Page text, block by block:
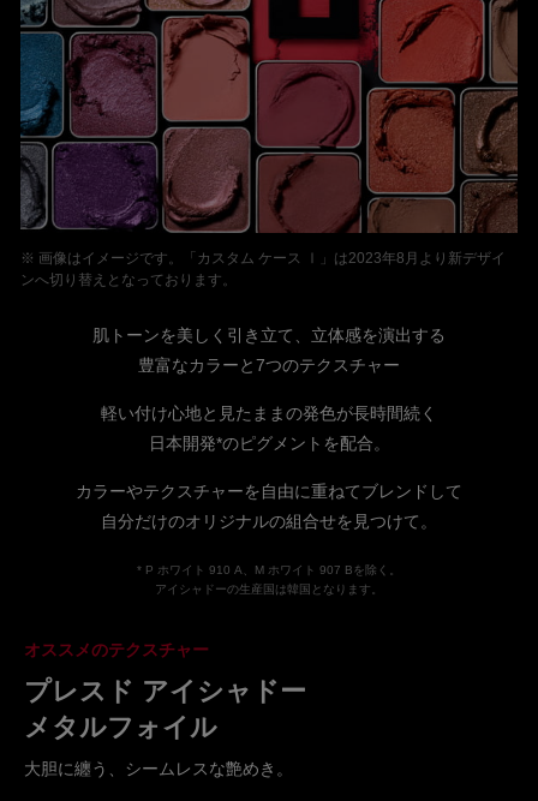
※ 画像はイメージです。「カスタム ケース Ⅰ」は2023年8月より新デザイ
ンへ切り替えとなっております。
肌トーンを美しく引き立て、立体感を演出する
豊富なカラーと7つのテクスチャー
軽い付け心地と見たままの発色が長時間続く
日本開発*のピグメントを配合。
カラーやテクスチャーを自由に重ねてブレンドして
自分だけのオリジナルの組合せを見つけて。
* P ホワイト 910 A、M ホワイト 907 Bを除く。
アイシャドーの生産国は韓国となります。
オススメのテクスチャー
プレスド アイシャドー
メタルフォイル
大胆に纏う、シームレスな艶めき。